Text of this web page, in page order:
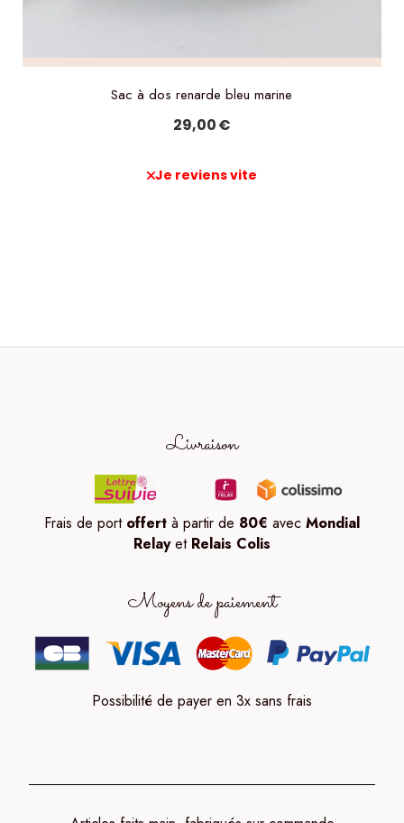
Sac à dos renarde bleu marine
29,00€
Je reviens vite
Livraison
Frais de port offert à partir de 80€ avec Mondial
Relayet Relais Colis
Moyens de paiement
Possibilité de payer en 3x sans frais